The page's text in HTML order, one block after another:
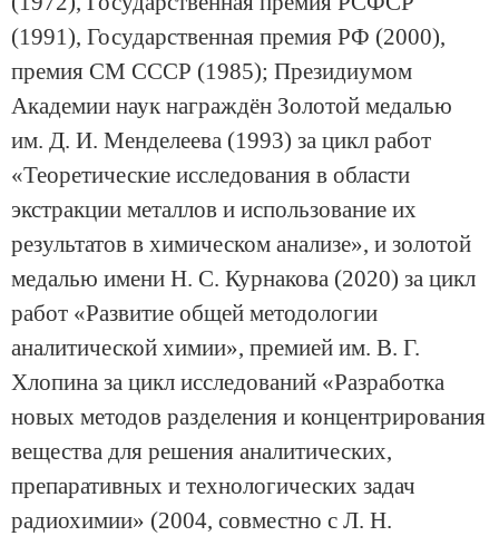
(1991), Государственная премия РФ (2000),
премия СМ СССР (1985); Президиумом
Академии наук награждён Золотой медалью
им. Д. И. Менделеева (1993) за цикл работ
«Теоретические исследования в области
экстракции металлов и использование их
результатов в химическом анализе», и золотой
медалью имени Н. С. Курнакова (2020) за цикл
работ «Развитие общей методологии
аналитической химии», премией им. В. Г.
Хлопина за цикл исследований «Разработка
новых методов разделения и концентрирования
вещества для решения аналитических,
препаративных и технологических задач
радиохимии» (2004, совместно с Л. Н.